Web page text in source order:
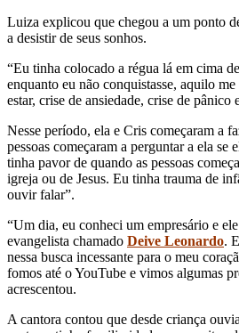
Luiza explicou que chegou a um ponto
a desistir de seus sonhos.
“Eu tinha colocado a régua lá em cima
enquanto eu não conquistasse, aquilo
estar, crise de ansiedade, crise de pânico
Nesse período, ela e Cris começaram a
pessoas começaram a perguntar a ela se
tinha pavor de quando as pessoas
igreja ou de Jesus. Eu tinha trauma de
ouvir falar”.
“Um dia, eu conheci um empresário e
evangelista chamado Deive Leonardo.
nessa busca incessante para o meu
fomos até o YouTube e vimos algumas
acrescentou.
A cantora contou que desde criança